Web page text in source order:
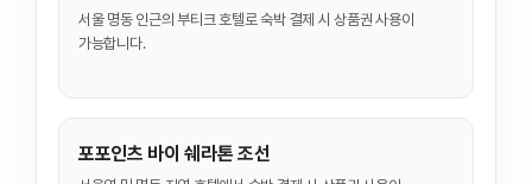
서울 명동 인근의 부티크 호텔로 숙박 결제 시 상품권 사용이
가능합니다.
포포인츠 바이 쉐라톤 조선